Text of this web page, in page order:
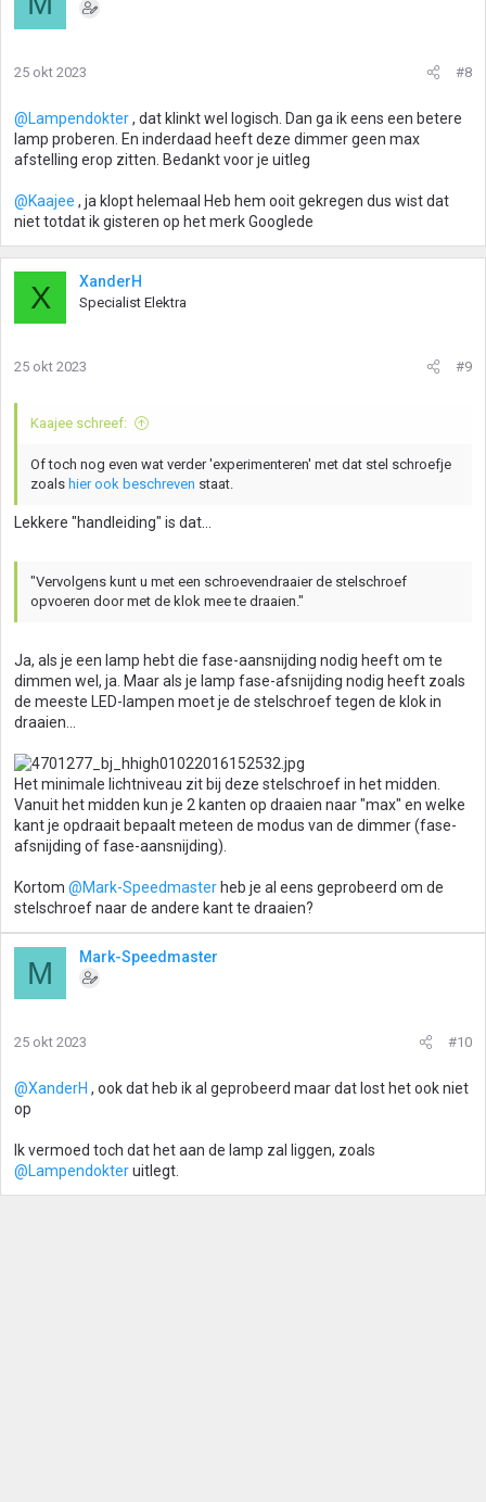
25 okt 2023 #8
@Lampendokter, dat klinkt wel logisch. Dan ga ik eens een betere
lamp proberen. En inderdaad heeft deze dimmer geen max
afstelling erop zitten. Bedankt voor je uitleg
@Kaajee , ja klopt helemaal Heb hem ooit gekregen dus wist dat
niet totdat ik gisteren op het merk Googlede
X XanderH
Specialist Elektra
25 okt 2023 #9
Kaajee schreef:
Of toch nog even wat verder 'experimenteren' met dat stel schroefje
zoals hier ook beschreven staat.
Lekkere "handleiding" is dat...
"Vervolgens kunt u met een schroevendraaier de stelschroef
opvoeren door met de klok mee te draaien."
Ja, als je een lamp hebt die fase-aansnijding nodig heeft om te
dimmen wel, ja. Maar als je lamp fase-afsnijding nodig heeft zoals
de meeste LED-lampen moet je de stelschroef tegen de klok in
draaien...
Het minimale lichtniveau zit bij deze stelschroef in het midden.
Vanuit het midden kun je 2 kanten op draaien naar "max" en welke
kant je opdraait bepaalt meteen de modus van de dimmer (fase-
afsnijding of fase-aansnijding).
Kortom @Mark-Speedmaster heb je al eens geprobeerd om de
stelschroef naar de andere kant te draaien?
M Mark-Speedmaster
25 okt 2023 #10
@XanderH , ook dat heb ik al geprobeerd maar dat lost het ook niet
op
Ik vermoed toch dat het aan de lamp zal liggen, zoals
@Lampendokteruitlegt.